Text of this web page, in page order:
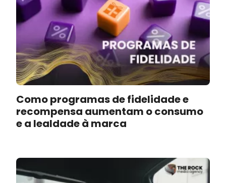
Fundação
inabalável,
criatividade
imensurável.
Promovemos uma jornada de
empresa.
Como programas de fidelidade e
recompensa aumentam o consumo
e a lealdade à marca